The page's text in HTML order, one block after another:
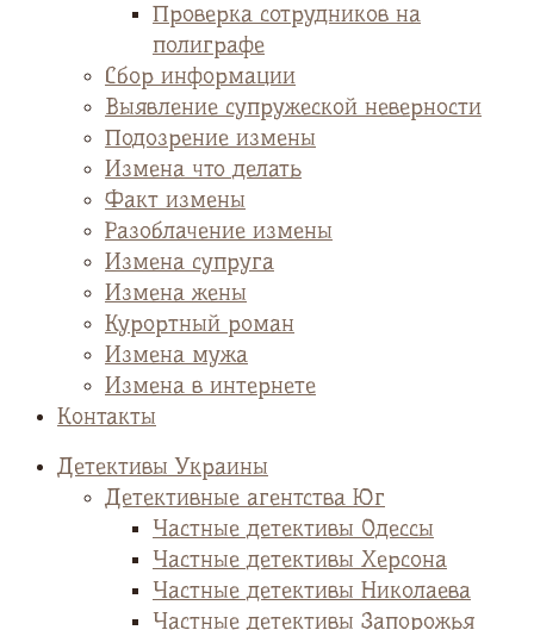
Проверка сотрудников на
полиграфе
Сбор информации
Выявление супружеской неверности
Подозрение измены
Измена что делать
Факт измены
Разоблачение измены
Измена супруга
Измена жены
Курортный роман
Измена мужа
Измена в интернете
Контакты
Детективы Украины
Детективные агентства Юг
Частные детективы Одессы
Частные детективы Херсона
Частные детективы Николаева
Частные детективы Запорожья